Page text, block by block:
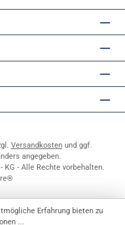
Versandkostenund ggf.
angegeben.
KG - Alle Rechte vorbehalten.
Erfahrung bieten zu
...